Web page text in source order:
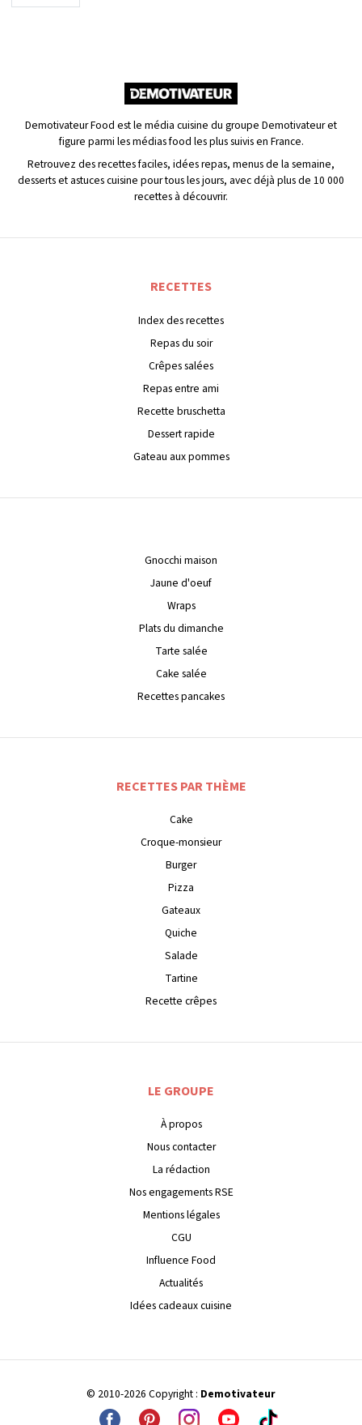
Demotivateur Food est le média cuisine du groupe Demotivateur et
figure parmi les médias food les plus suivis en France.
Retrouvez des recettes faciles, idées repas, menus de la semaine,
desserts et astuces cuisine pour tous les jours, avec déjà plus de 10 000
recettes à découvrir.
RECETTES
Index des recettes
Repas du soir
Crêpes salées
Repas entre ami
Recette bruschetta
Dessert rapide
Gateau aux pommes
Gnocchi maison
Jaune d'oeuf
Wraps
Plats du dimanche
Tarte salée
Cake salée
Recettes pancakes
RECETTES PAR THÈME
Cake
Croque-monsieur
Burger
Pizza
Gateaux
Quiche
Salade
Tartine
Recette crêpes
LE GROUPE
À propos
Nous contacter
La rédaction
Nos engagements RSE
Mentions légales
CGU
Influence Food
Actualités
Idées cadeaux cuisine
© 2010-2026 Copyright : Demotivateur